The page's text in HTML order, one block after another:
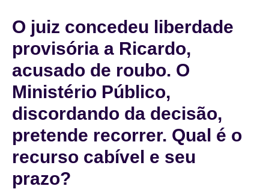
O juiz concedeu liberdade
provisória a Ricardo,
acusado de roubo. O
Ministério Público,
discordando da decisão,
pretende recorrer. Qual é o
recurso cabível e seu
prazo?